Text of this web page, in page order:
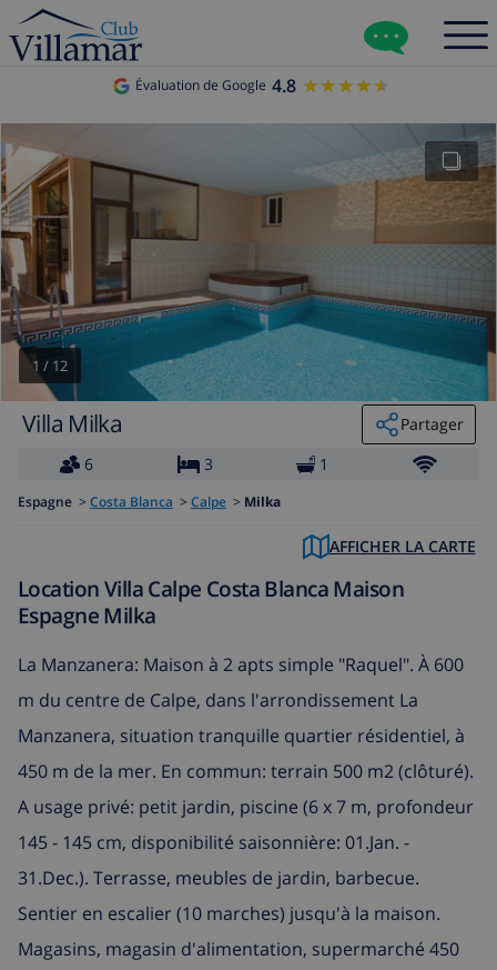
Évaluation de Google 4.8 ★★★★★
★★★★★
1 / 12
Villa Milka
Partager
6
3 1
Espagne > Costa Blanca > Calpe > Milka
AFFICHER LA CARTE
Location Villa Calpe Costa Blanca Maison
Espagne Milka
La Manzanera: Maison à 2 apts simple "Raquel". À 600
m du centre de Calpe, dans l'arrondissement La
Manzanera, situation tranquille quartier résidentiel, à
450 m de la mer. En commun: terrain 500 m2 (clôturé).
A usage privé: petit jardin, piscine (6 x 7 m, profondeur
145 - 145 cm, disponibilité saisonnière: 01.Jan. -
31.Dec.). Terrasse, meubles de jardin, barbecue.
Sentier en escalier (10 marches) jusqu'à la maison.
Magasins, magasin d'alimentation, supermarché 450